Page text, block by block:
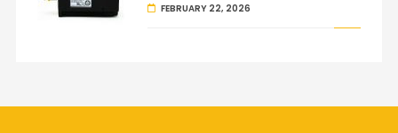
FEBRUARY 22, 2026